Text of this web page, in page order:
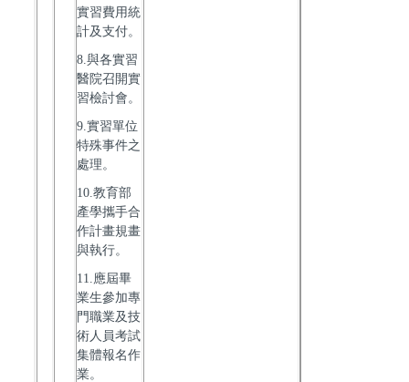
實習費用統
計及支付。
8.與各實習
醫院召開實
習檢討會。
9.實習單位
特殊事件之
處理。
10.教育部
產學攜手合
作計畫規畫
與執行。
11.應屆畢
業生參加專
門職業及技
術人員考試
集體報名作
業。